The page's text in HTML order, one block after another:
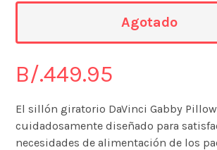
B/.449.95
El sillón giratorio DaVinci Gabby
cuidadosamente diseñado para
necesidades de alimentación de los
Agotado